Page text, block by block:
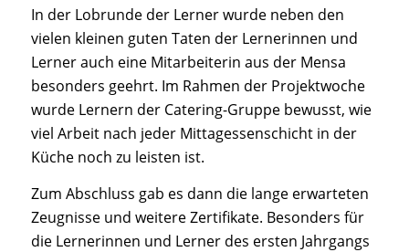
In der Lobrunde der Lerner wurde neben den
vielen kleinen guten Taten der Lernerinnen und
Lerner auch eine Mitarbeiterin aus der Mensa
besonders geehrt. Im Rahmen der Projektwoche
wurde Lernern der Catering-Gruppe bewusst, wie
viel Arbeit nach jeder Mittagessenschicht in der
Küche noch zu leisten ist.
Zum Abschluss gab es dann die lange erwarteten
Zeugnisse und weitere Zertifikate. Besonders für
die Lernerinnen und Lerner des ersten Jahrgangs